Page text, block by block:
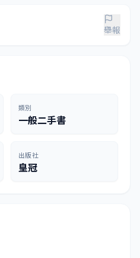
舉報
類別
一般二手書
出版社
皇冠